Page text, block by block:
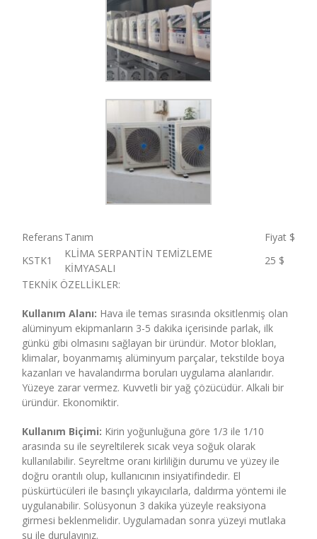
Referans Tanım
Fiyat $
KSTK1
KLİMA SERPANTİN TEMİZLEME
KİMYASALI
25 $
TEKNİK ÖZELLİKLER:
Kullanım Alanı: Hava ile temas sırasında oksitlenmiş olan
alüminyum ekipmanların 3-5 dakika içerisinde parlak, ilk
günkü gibi olmasını sağlayan bir üründür. Motor blokları,
klimalar, boyanmamış alüminyum parçalar, tekstilde boya
kazanları ve havalandırma boruları uygulama alanlarıdır.
Yüzeye zarar vermez. Kuvvetli bir yağ çözücüdür. Alkali bir
üründür. Ekonomiktir.
Kullanım Biçimi: Kirin yoğunluğuna göre 1/3 ile 1/10
arasında su ile seyreltilerek sıcak veya soğuk olarak
kullanılabilir. Seyreltme oranı kirliliğin durumu ve yüzey ile
doğru orantılı olup, kullanıcının insiyatifindedir. El
püskürtücüleri ile basınçlı yıkayıcılarla, daldırma yöntemi ile
uygulanabilir. Solüsyonun 3 dakika yüzeyle reaksiyona
girmesi beklenmelidir. Uygulamadan sonra yüzeyi mutlaka
su ile durulayınız.